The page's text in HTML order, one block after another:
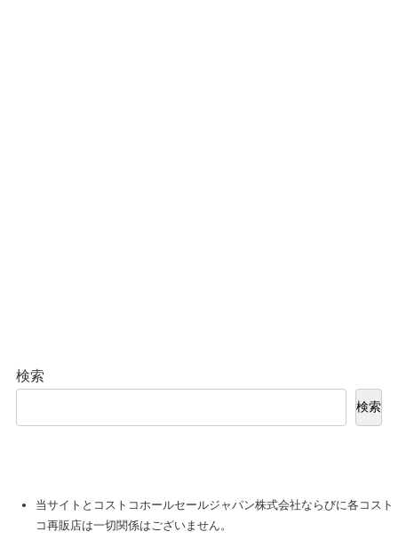
検索
検索
当サイトとコストコホールセールジャパン株式会社ならびに各コスト
コ再販店は一切関係はございません。